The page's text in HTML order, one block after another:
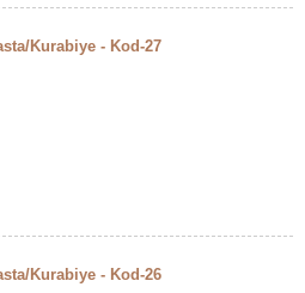
Kurabiye - Kod-27
Kurabiye - Kod-26